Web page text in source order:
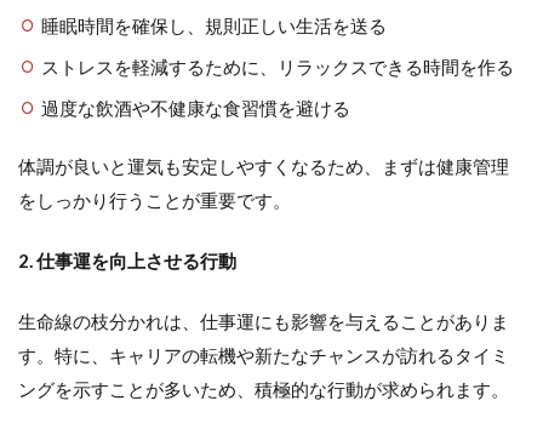
睡眠時間を確保し、規則正しい生活を送る
ストレスを軽減するために、リラックスできる時間を作る
過度な飲酒や不健康な食習慣を避ける
体調が良いと運気も安定しやすくなるため、まずは健康管理
をしっかり行うことが重要です。
2. 仕事運を向上させる行動
生命線の枝分かれは、仕事運にも影響を与えることがありま
す。特に、キャリアの転機や新たなチャンスが訪れるタイミ
ングを示すことが多いため、積極的な行動が求められます。